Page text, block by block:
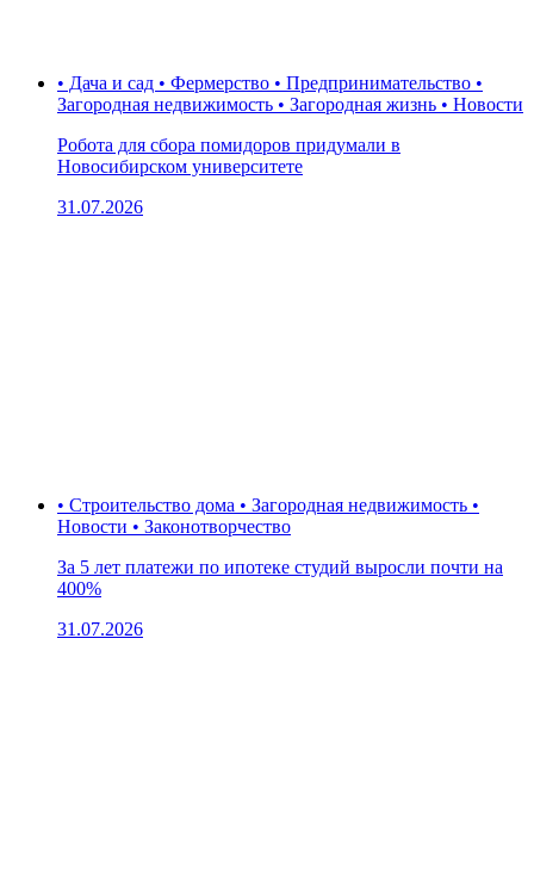
• Дача и сад • Фермерство • Предпринимательство •
Загородная недвижимость • Загородная жизнь • Новости
Робота для сбора помидоров придумали в
Новосибирском университете
31.07.2026
• Строительство дома • Загородная недвижимость •
Новости • Законотворчество
За 5 лет платежи по ипотеке студий выросли почти на
400%
31.07.2026